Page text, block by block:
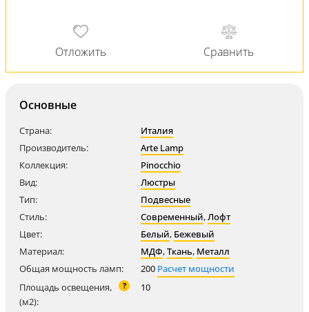
Основные
Страна:
Италия
Производитель:
Arte Lamp
Коллекция:
Pinocchio
Вид:
Люстры
Тип:
Подвесные
Стиль:
Современный,Лофт
Цвет:
Белый, Бежевый
Материал:
МДФ,Ткань, Металл
Общая мощность ламп:
200 Расчет мощности
Площадь освещения,
(м2):
? 10